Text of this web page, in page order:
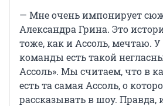
— Мне очень импонирует
Александра Грина. Это
тоже, как и Ассоль, мечтаю. У
команды есть такой
Ассоль». Мы считаем, что в
есть та самая Ассоль, о
рассказывать в шоу. Правда,